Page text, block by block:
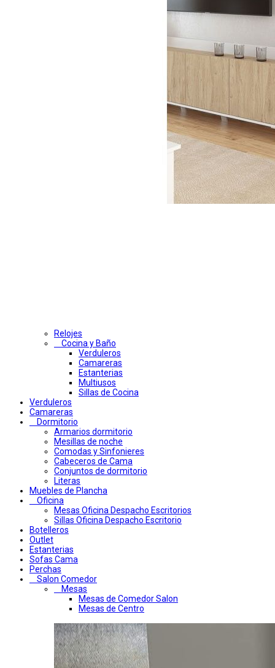
Relojes
Cocina y Baño
Verduleros
Camareras
Estanterias
Multiusos
Sillas de Cocina
Verduleros
Camareras
Dormitorio
Armarios dormitorio
Mesillas de noche
Comodas y Sinfonieres
Cabeceros de Cama
Conjuntos de dormitorio
Literas
Muebles de Plancha
Oficina
Mesas Oficina Despacho Escritorios
Sillas Oficina Despacho Escritorio
Botelleros
Outlet
Estanterias
Sofas Cama
Perchas
Salon Comedor
Mesas
Mesas de Comedor Salon
Mesas de Centro